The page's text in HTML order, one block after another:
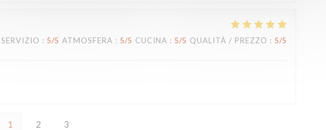
SERVIZIO : 5/5 ATMOSFERA : 5/5 CUCINA : 5/5 QUALITÀ / PREZZO : 5/5
1 2 3